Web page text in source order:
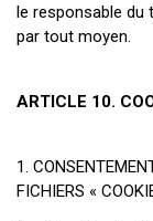
le responsable du
par tout moyen.
ARTICLE 10.
1.
FICHIERS «